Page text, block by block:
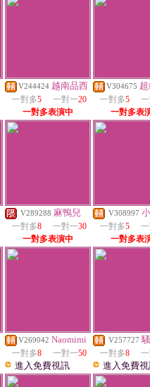
V244424 越南品西
一對多5 一對一20
一對多表演中
V304675
一對多5
一對多表
V289288 麻鴨兒
一對多8 一對一30
一對多表演中
V308997
一對多5
一對多表
V269042 Naomimi
一對多8 一對一50
進入免費視訊
V257727
一對多8
進入免費